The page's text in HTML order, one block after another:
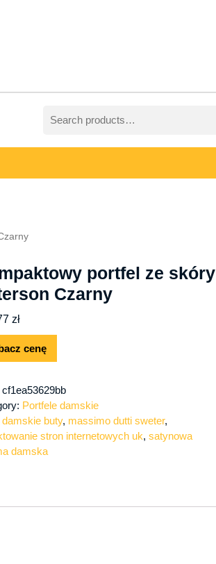
for:
portfel ze skóry
Czarny
zł
cenę
cf1ea53629bb
Portfele damskie
damskie buty, massimo dutti sweter,
stron internetowych uk, satynowa
damska